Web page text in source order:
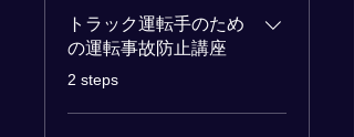
トラック運転手のため
の運転事故防止講座
.2 steps